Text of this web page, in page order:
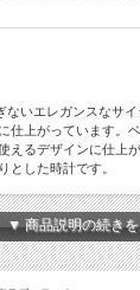
ないエレガンスなサ
仕上がっています。
えるデザインに仕上
とした時計です。
ィです。メタルスト
ら、シンプルなカラ
で幅広く利用できま
▼ 商品説明の続き